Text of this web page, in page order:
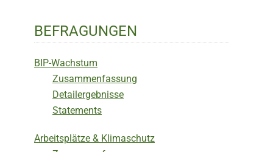
BEFRAGUNGEN
BIP-Wachstum
Zusammenfassung
Detailergebnisse
Statements
Arbeitsplätze & Klimaschutz